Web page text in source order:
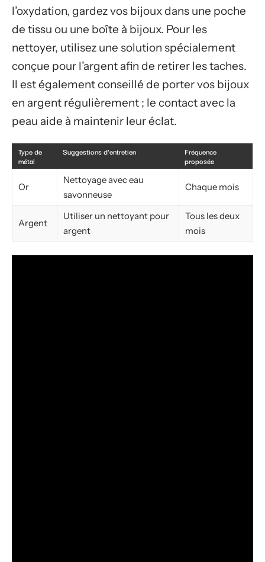
l’oxydation, gardez vos bijoux dans une poche
de tissu ou une boîte à bijoux. Pour les
nettoyer, utilisez une solution spécialement
conçue pour l’argent afin de retirer les taches.
Il est également conseillé de porter vos bijoux
en argent régulièrement ; le contact avec la
peau aide à maintenir leur éclat.
Type de
métal
Suggestions d’entretien
Fréquence
proposée
Or
Nettoyage avec eau
savonneuse
Chaque mois
Argent
Utiliser un nettoyant pour
argent
Tous les deux
mois